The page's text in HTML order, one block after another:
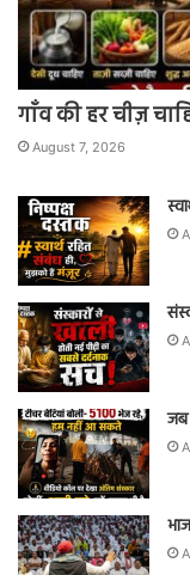
गाँव की हर चीज़
August 7, 2026
जब